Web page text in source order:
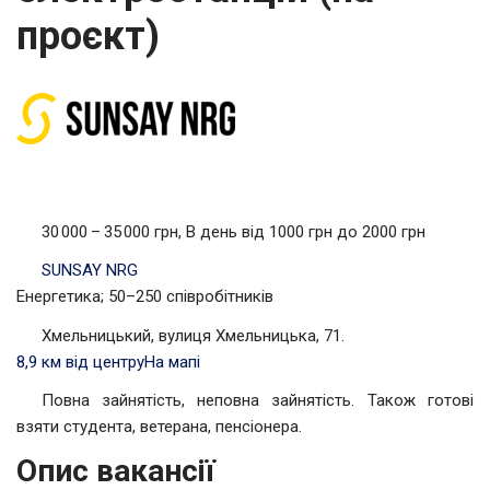
проєкт)
30 000 – 35 000 грн, В день від 1000 грн до 2000 грн
SUNSAY NRG
Енергетика; 50–250 співробітників
Хмельницький, вулиця Хмельницька, 71.
8,9 км від центруНа мапі
Повна зайнятість, неповна зайнятість. Також готові
взяти студента, ветерана, пенсіонера.
Опис вакансії